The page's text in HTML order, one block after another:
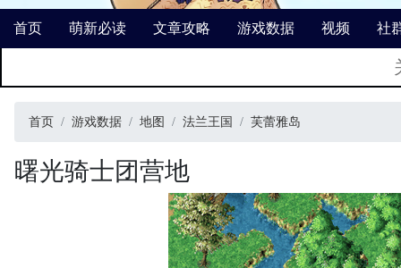
首页 萌新必读 文章攻略 游戏数据 视频 社
首页 游戏数据 地图 法兰王国 芙蕾雅岛
曙光骑士团营地